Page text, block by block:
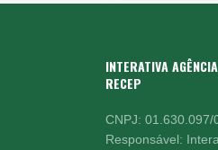
INTERATIVA
RECEP
CNPJ: 01.630.097/
Responsável: